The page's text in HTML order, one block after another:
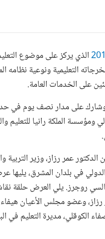
الذي يركز على موضوع
التعليمية ونوعية
على الخدمات العامة.
ديسمبر وشارك على مدار نصف
ومؤسسة الملكة رانيا للتعليم
عمر رزاز، وزير التربية
في بلدان المشرق، يليها
روجرز. يلي العرض حلقة
وعضو مجلس الأعيان
الكوقلي، مديرة التعليم في